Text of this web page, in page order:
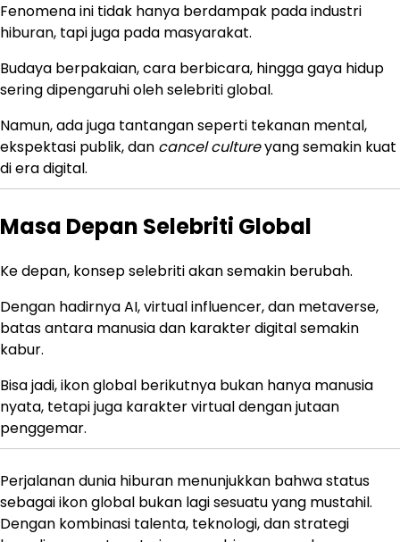
Fenomena ini tidak hanya berdampak pada industri
hiburan, tapi juga pada masyarakat.
Budaya berpakaian, cara berbicara, hingga gaya hidup
sering dipengaruhi oleh selebriti global.
Namun, ada juga tantangan seperti tekanan mental,
ekspektasi publik, dan cancel cultureyang semakin kuat
di era digital.
Masa Depan Selebriti Global
Ke depan, konsep selebriti akan semakin berubah.
Dengan hadirnya AI, virtual influencer, dan metaverse,
batas antara manusia dan karakter digital semakin
kabur.
Bisa jadi, ikon global berikutnya bukan hanya manusia
nyata, tetapi juga karakter virtual dengan jutaan
penggemar.
Perjalanan dunia hiburan menunjukkan bahwa status
sebagai ikon global bukan lagi sesuatu yang mustahil.
Dengan kombinasi talenta, teknologi, dan strategi